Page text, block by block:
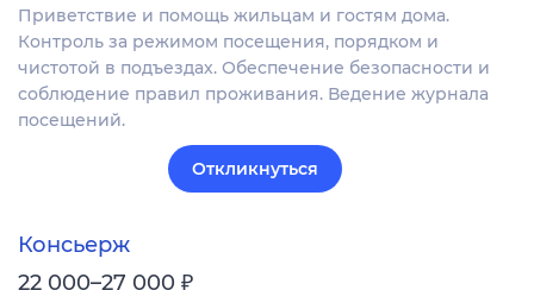
Приветствие и помощь жильцам и гостям дома.
Контроль за режимом посещения, порядком и
чистотой в подъездах. Обеспечение безопасности и
соблюдение правил проживания. Ведение журнала
посещений.
Откликнуться
Консьерж
22 000–27 000 ₽